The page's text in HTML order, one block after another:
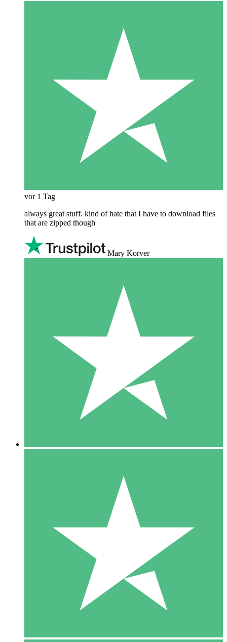
vor 1 Tag
always great stuff. kind of hate that I have to download files
that are zipped though
Mary Korver